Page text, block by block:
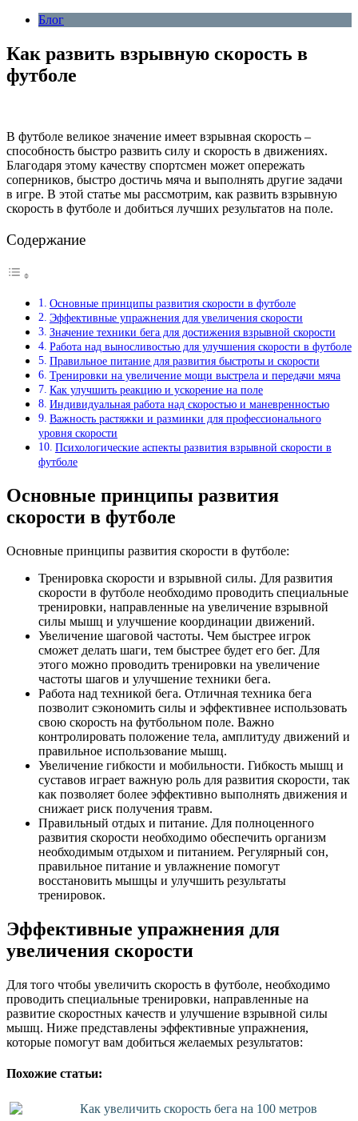
Блог
Как развить взрывную скорость в
футболе
В футболе великое значение имеет взрывная скорость –
способность быстро развить силу и скорость в движениях.
Благодаря этому качеству спортсмен может опережать
соперников, быстро достичь мяча и выполнять другие задачи
в игре. В этой статье мы рассмотрим, как развить взрывную
скорость в футболе и добиться лучших результатов на поле.
Содержание
Основные принципы развития скорости в футболе
Эффективные упражнения для увеличения скорости
Значение техники бега для достижения взрывной скорости
Работа над выносливостью для улучшения скорости в футболе
Правильное питание для развития быстроты и скорости
Тренировки на увеличение мощи выстрела и передачи мяча
Как улучшить реакцию и ускорение на поле
Индивидуальная работа над скоростью и маневренностью
Важность растяжки и разминки для профессионального
уровня скорости
Психологические аспекты развития взрывной скорости в
футболе
Основные принципы развития
скорости в футболе
Основные принципы развития скорости в футболе:
Тренировка скорости и взрывной силы. Для развития
скорости в футболе необходимо проводить специальные
тренировки, направленные на увеличение взрывной
силы мышц и улучшение координации движений.
Увеличение шаговой частоты. Чем быстрее игрок
сможет делать шаги, тем быстрее будет его бег. Для
этого можно проводить тренировки на увеличение
частоты шагов и улучшение техники бега.
Работа над техникой бега. Отличная техника бега
позволит сэкономить силы и эффективнее использовать
свою скорость на футбольном поле. Важно
контролировать положение тела, амплитуду движений и
правильное использование мышц.
Увеличение гибкости и мобильности. Гибкость мышц и
суставов играет важную роль для развития скорости, так
как позволяет более эффективно выполнять движения и
снижает риск получения травм.
Правильный отдых и питание. Для полноценного
развития скорости необходимо обеспечить организм
необходимым отдыхом и питанием. Регулярный сон,
правильное питание и увлажнение помогут
восстановить мышцы и улучшить результаты
тренировок.
Эффективные упражнения для
увеличения скорости
Для того чтобы увеличить скорость в футболе, необходимо
проводить специальные тренировки, направленные на
развитие скоростных качеств и улучшение взрывной силы
мышц. Ниже представлены эффективные упражнения,
которые помогут вам добиться желаемых результатов:
Похожие статьи:
Как увеличить скорость бега на 100 метров